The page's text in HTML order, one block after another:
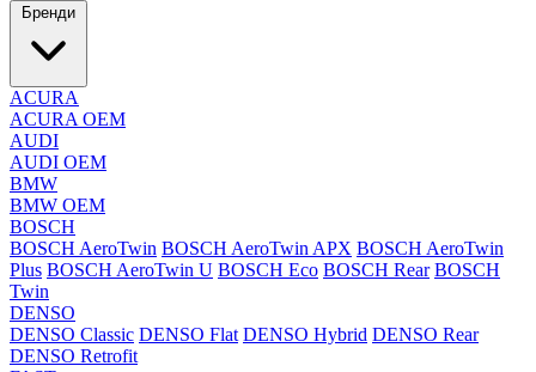
Бренди
ACURA
ACURA OEM
AUDI
AUDI OEM
BMW
BMW OEM
BOSCH
BOSCH AeroTwin BOSCH AeroTwin APX BOSCH AeroTwin
Plus BOSCH AeroTwin U BOSCH Eco BOSCH Rear BOSCH
Twin
DENSO
DENSO Classic DENSO Flat DENSO Hybrid DENSO Rear
DENSO Retrofit